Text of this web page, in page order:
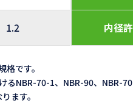
1.2 内径
です。
るNBR-70-1、NBR-90、NBR-
ます。